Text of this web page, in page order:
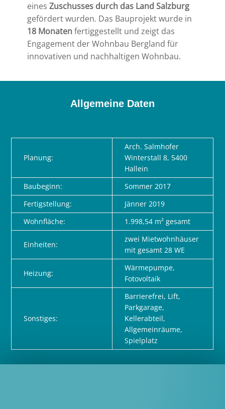
eines Zuschusses durch das Land Salzburg
gefördert wurden. Das Bauprojekt wurde in
18 Monatenfertiggestellt und zeigt das
Engagement der Wohnbau Bergland für
innovativen und nachhaltigen Wohnbau.
Allgemeine Daten
Planung:
Arch. Salmhofer
Winterstall 8, 5400
Hallein
Baubeginn:
Sommer 2017
Fertigstellung:
Jänner 2019
Wohnfläche:
1.998,54 m² gesamt
Einheiten:
zwei Mietwohnhäuser
mit gesamt 28 WE
Heizung:
Wärmepumpe,
Fotovoltaik
Sonstiges:
Barrierefrei, Lift,
Parkgarage,
Kellerabteil,
Allgemeinräume,
Spielplatz